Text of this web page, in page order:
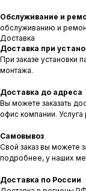
Обслуживание и
обслуживанию и
Доставка
Доставка при
При заказе установки
монтажа.
Доставка до адреса
Вы можете заказать
офис компании. Услуга
Самовывоз
Свой заказ вы можете
подробнее, у наших
Доставка по России